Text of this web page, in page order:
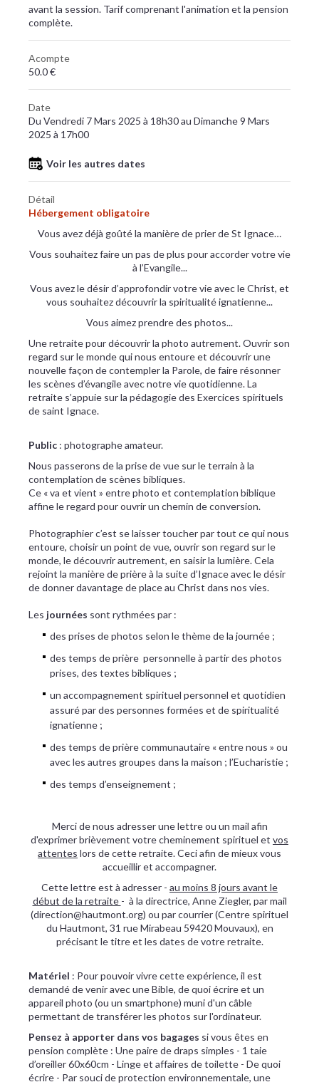
avant la session. Tarif comprenant l'animation et la pension
complète.
Acompte
50.0 €
Date
Du Vendredi 7 Mars 2025 à 18h30 au Dimanche 9 Mars
2025 à 17h00
Voir les autres dates
Détail
Hébergement obligatoire
Vous avez déjà goûté la manière de prier de St Ignace…
Vous souhaitez faire un pas de plus pour accorder votre vie
à l’Evangile...
Vous avez le désir d’approfondir votre vie avec le Christ, et
vous souhaitez découvrir la spiritualité ignatienne...
Vous aimez prendre des photos...
Une retraite pour découvrir la photo autrement. Ouvrir son
regard sur le monde qui nous entoure et découvrir une
nouvelle façon de contempler la Parole, de faire résonner
les scènes d’évangile avec notre vie quotidienne. La
retraite s’appuie sur la pédagogie des Exercices spirituels
de saint Ignace.
Public : photographe amateur.
Nous passerons de la prise de vue sur le terrain à la
contemplation de scènes bibliques.
Ce « va et vient » entre photo et contemplation biblique
affine le regard pour ouvrir un chemin de conversion.
Photographier c’est se laisser toucher par tout ce qui nous
entoure, choisir un point de vue, ouvrir son regard sur le
monde, le découvrir autrement, en saisir la lumière. Cela
rejoint la manière de prière à la suite d’Ignace avec le désir
de donner davantage de place au Christ dans nos vies.
Les journées sont rythmées par :
des prises de photos selon le thème de la journée ;
des temps de prière personnelle à partir des photos
prises, des textes bibliques ;
un accompagnement spirituel personnel et quotidien
assuré par des personnes formées et de spiritualité
ignatienne ;
des temps de prière communautaire « entre nous » ou
avec les autres groupes dans la maison ; l’Eucharistie ;
des temps d’enseignement ;
Merci de nous adresser une lettre ou un mail afin
d'exprimer brièvement votre cheminement spirituel et vos
attentes lors de cette retraite. Ceci afin de mieux vous
accueillir et accompagner.
Cette lettre est à adresser - au moins 8 jours avant le
début de la retraite - à la directrice, Anne Ziegler, par mail
(direction@hautmont.org) ou par courrier (Centre spirituel
du Hautmont, 31 rue Mirabeau 59420 Mouvaux), en
précisant le titre et les dates de votre retraite.
Matériel : Pour pouvoir vivre cette expérience, il est
demandé de venir avec une Bible, de quoi écrire et un
appareil photo (ou un smartphone) muni d'un câble
permettant de transférer les photos sur l'ordinateur.
Pensez à apporter dans vos bagages si vous êtes en
pension complète : Une paire de draps simples - 1 taie
d’oreiller 60x60cm - Linge et affaires de toilette - De quoi
écrire - Par souci de protection environnementale, une